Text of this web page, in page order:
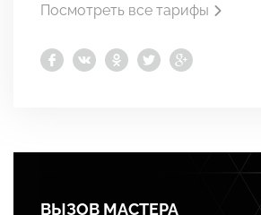
Посмотреть все тарифы
ВЫЗОВ МАСТЕРА